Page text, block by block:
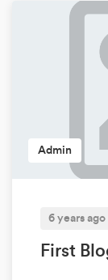
Admin
6 years ago
First